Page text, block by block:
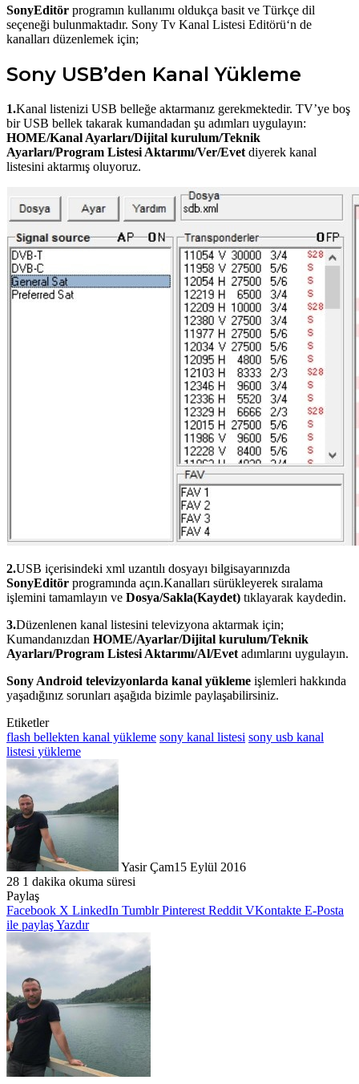
SonyEditör programın kullanımı oldukça basit ve Türkçe dil
seçeneği bulunmaktadır. Sony Tv Kanal Listesi Editörü‘n de
kanalları düzenlemek için;
Sony USB’den Kanal Yükleme
1.Kanal listenizi USB belleğe aktarmanız gerekmektedir. TV’ye boş
bir USB bellek takarak kumandadan şu adımları uygulayın:
HOME/Kanal Ayarları/Dijital kurulum/Teknik
Ayarları/Program Listesi Aktarımı/Ver/Evet diyerek kanal
listesini aktarmış oluyoruz.
2.USB içerisindeki xml uzantılı dosyayı bilgisayarınızda
SonyEditör programında açın.Kanalları sürükleyerek sıralama
işlemini tamamlayın ve Dosya/Sakla(Kaydet) tıklayarak kaydedin.
3.Düzenlenen kanal listesini televizyona aktarmak için;
Kumandanızdan HOME/Ayarlar/Dijital kurulum/Teknik
Ayarları/Program Listesi Aktarımı/Al/Evet adımlarını uygulayın.
Sony Android televizyonlarda kanal yükleme işlemleri hakkında
yaşadığınız sorunları aşağıda bizimle paylaşabilirsiniz.
Etiketler
flash bellekten kanal yükleme sony kanal listesi sony usb kanal
listesi yükleme
Yasir Çam15 Eylül 2016
28 1 dakika okuma süresi
Facebook
X
LinkedIn
Tumblr
Pinterest
Reddit
WhatsApp
Paylaş
Facebook X LinkedIn Tumblr Pinterest Reddit VKontakte E-Posta
ile paylaşYazdır